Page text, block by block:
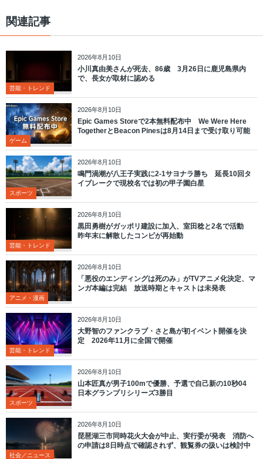
関連記事
2026年8月10日
芸能・トレンド
小川真由美さんが死去、86歳 3月26日に鹿児島県内
で、長女が取材に認める
2026年8月10日
ゲーム
Epic Games Storeで2本無料配布中 We Were Here
TogetherとBeacon Pinesは8月14日まで受け取り可能
2026年8月10日
スポーツ
鳴門渦潮が八王子実践に2-1サヨナラ勝ち 延長10回タ
イブレークで現校名では初の甲子園白星
2026年8月10日
芸能・トレンド
黒田勇樹がガッポリ建設に加入、室田稔と2名で活動
昨年末に解散したコンビが再始動
2026年8月10日
アニメ・漫画
「悪役のエンディングは死のみ」がTVアニメ化決定、マ
ンガ本編は完結 放送時期とキャストは未発表
2026年8月10日
芸能・トレンド
大野智のファンクラブ・さと島が初イベント開催を決
定 2026年11月に全国で開催
2026年8月10日
スポーツ
山本匠真が男子100mで優勝、予選で自己新の10秒04
日本グランプリシリーズ3勝目
2026年8月10日
社会／ニュース
琵琶湖三市同時花火大会が中止、実行委が発表 消防へ
の申請は8日時点で確認されず、観覧券の扱いは検討中